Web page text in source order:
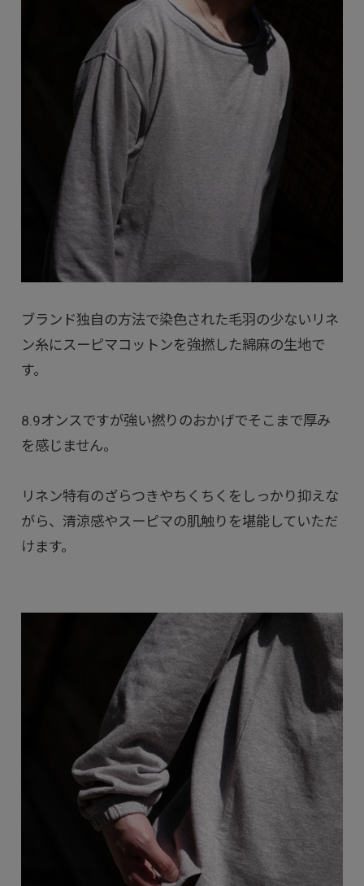
ブランド独自の方法で染色された毛羽の少ないリネ
ン糸にスーピマコットンを強撚した綿麻の生地で
す。
8.9オンスですが強い撚りのおかげでそこまで厚み
を感じません。
リネン特有のざらつきやちくちくをしっかり抑えな
がら、清涼感やスーピマの肌触りを堪能していただ
けます。